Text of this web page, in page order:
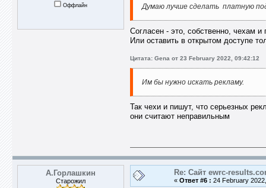
Оффлайн Думаю лучше сделать платную
Согласен - это, собственно, чехам
Или оставить в открытом доступе
Цитата: Gena от 23 February 2022, 09:42:12
Им бы нужно искать рекламу.
Так чехи и пишут, что серьезных
они считают неправильным
А.Горлашкин
Старожил
Re: Сайт ewrc-
« Ответ #6 : 24 February